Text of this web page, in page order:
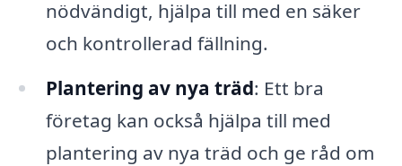
nödvändigt, hjälpa till med en säker
och kontrollerad fällning.
Plantering av nya träd: Ett bra
företag kan också hjälpa till med
plantering av nya träd och ge råd om